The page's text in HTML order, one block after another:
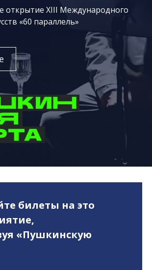
открытие XIII Международного
«60 параллель»
билеты на это
«Пушкинскую